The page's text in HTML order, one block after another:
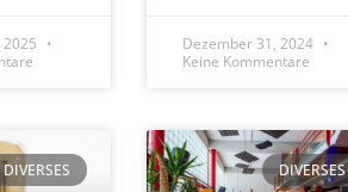
Dezember 31, 2024
Keine Kommentare
DIVERSES DIVERSES